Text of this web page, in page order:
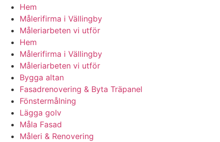
Hem
Målerifirma i Vällingby
Måleriarbeten vi utför
Hem
Målerifirma i Vällingby
Måleriarbeten vi utför
Bygga altan
Fasadrenovering & Byta Träpanel
Fönstermålning
Lägga golv
Måla Fasad
Måleri & Renovering